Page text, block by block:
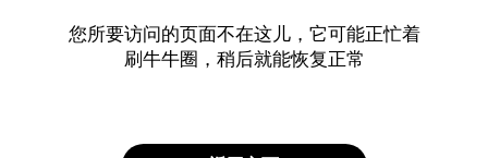
您所要访问的页面不在这儿，它可能正忙着
刷牛牛圈，稍后就能恢复正常